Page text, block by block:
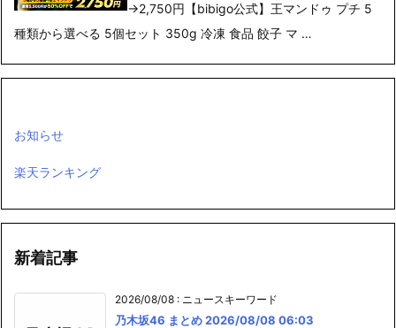
→2,750円【bibigo公式】王マンドゥ プチ 5
種類から選べる 5個セット 350g 冷凍 食品 餃子 マ …
お知らせ
楽天ランキング
新着記事
2026/08/08 : ニュースキーワード
乃木坂46 まとめ 2026/08/08 06:03